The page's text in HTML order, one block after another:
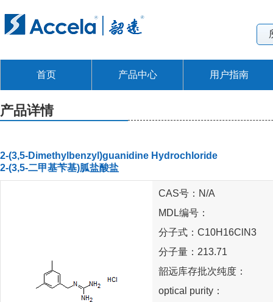
首页 产品中心 用户指南
产品详情
2-(3,5-Dimethylbenzyl)guanidine Hydrochloride
2-(3,5-二甲基苄基)胍盐酸盐
CAS号：N/A
MDL编号：
分子式：C10H16ClN3
分子量：213.71
韶远库存批次纯度：
optical purity：